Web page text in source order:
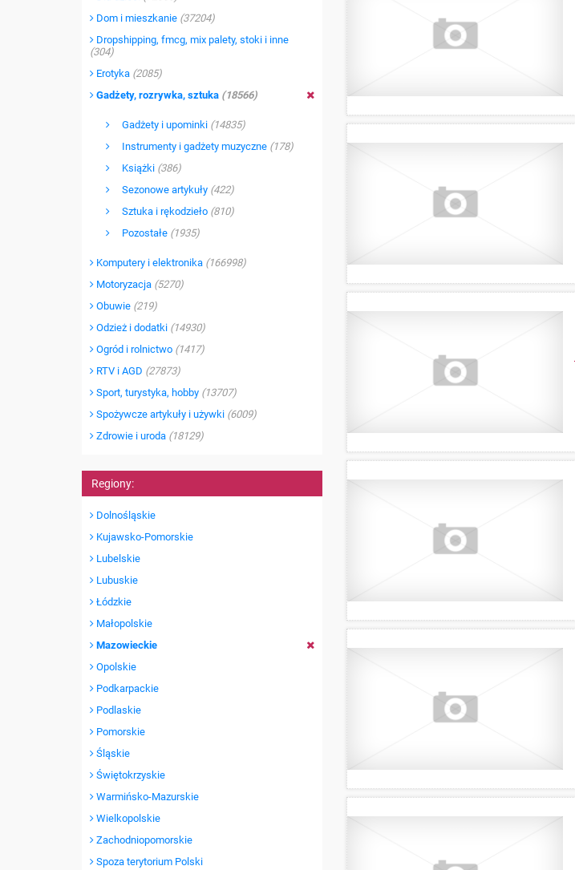
Dom i mieszkanie (37204)
Dropshipping, fmcg, mix palety, stoki i inne
(304)
Erotyka (2085)
Gadżety, rozrywka, sztuka (18566)
Gadżety i upominki (14835)
Instrumenty i gadżety muzyczne (178)
Książki (386)
Sezonowe artykuły (422)
Sztuka i rękodzieło (810)
Pozostałe (1935)
Komputery i elektronika (166998)
Motoryzacja (5270)
Obuwie (219)
Odzież i dodatki (14930)
Ogród i rolnictwo (1417)
RTV i AGD (27873)
Sport, turystyka, hobby (13707)
Spożywcze artykuły i używki (6009)
Zdrowie i uroda (18129)
Regiony:
Dolnośląskie
Kujawsko-Pomorskie
Lubelskie
Lubuskie
Łódzkie
Małopolskie
Mazowieckie
Opolskie
Podkarpackie
Podlaskie
Pomorskie
Śląskie
Świętokrzyskie
Warmińsko-Mazurskie
Wielkopolskie
Zachodniopomorskie
Spoza terytorium Polski